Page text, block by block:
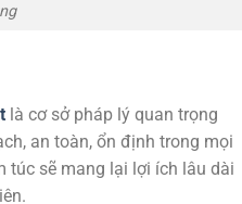
là cơ sở pháp lý quan trọng
an toàn, ổn định trong mọi
túc sẽ mang lại lợi ích lâu dài